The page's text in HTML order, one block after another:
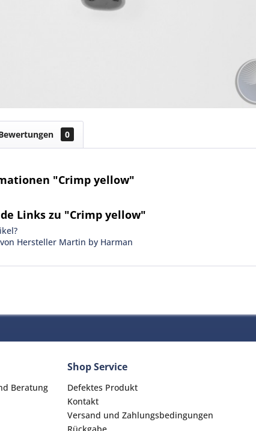
0
"Crimp yellow"
Links zu "Crimp yellow"
Hersteller Martin by Harman
Beratung
Shop Service
Defektes Produkt
Kontakt
Versand und Zahlungsbedingungen